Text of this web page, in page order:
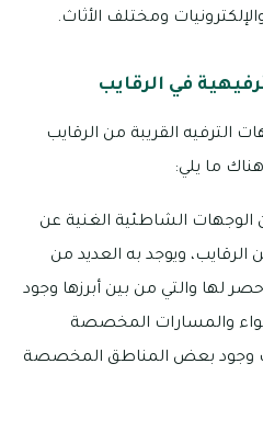
ومختلف الأثاث.
في الرقايب
القريبة من الرقايب
ما يلي:
الوجهات الشاطئية الغنية عن
الرقايب، ويوجد به العديد من
حصر لها والتي من بين أبرزها وجود
والمسارات المخصصة
وجود بعض المناطق المخصصة